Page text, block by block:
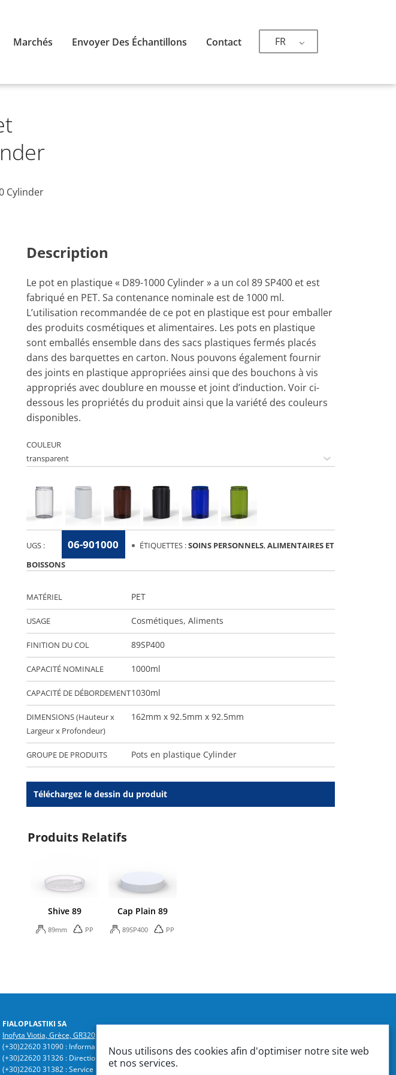
Nous utilisons des cookies afin d'optimiser notre site web
et nos services.
FR
Marchés Envoyer Des Échantillons Contact
Cylinder
Téléchargez le dessin du produit
Description
Le pot en plastique « D89-1000 Cylinder » a un col 89 SP400 et est
fabriqué en PET. Sa contenance nominale est de 1000 ml.
L’utilisation recommandée de ce pot en plastique est pour emballer
des produits cosmétiques et alimentaires. Les pots en plastique
sont emballés ensemble dans des sacs plastiques fermés placés
dans des barquettes en carton. Nous pouvons également fournir
des joints en plastique appropriées ainsi que des bouchons à vis
appropriés avec doublure en mousse et joint d’induction. Voir ci-
dessous les propriétés du produit ainsi que la variété des couleurs
disponibles.
MATÉRIEL PET
USAGE Cosmétiques, Aliments
FINITION DU COL 89SP400
CAPACITÉ NOMINALE 1000ml
CAPACITÉ DE DÉBORDEMENT1030ml
DIMENSIONS (Hauteur x
Largeur x Profondeur)
162mm x 92.5mm x 92.5mm
GROUPE DE PRODUITS Pots en plastique Cylinder
COULEUR
UGS : 06-901000 ÉTIQUETTES :SOINS PERSONNELS,ALIMENTAIRES ET
BOISSONS
Produits Relatifs
Shive 89
89mm PP
Cap Plain 89
89SP400 PP
FIALOPLASTIKI SA
Inofyta Viotia, Grèce, GR32011
(+30)22620 31090 : Informations | Comptabilité | Ventes
(+30)22620 31326 : Direction Générale | Gestion des ventes
(+30)22620 31382 : Service Technique | Conception et ingénierie de Produits | Contrôle de Qualité